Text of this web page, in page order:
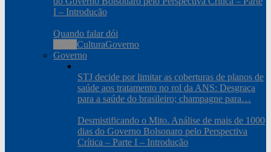
I – Introdução
Quando falar dói
CulturaGoverno
Governo
STJ decide por limitar as coberturas de planos de
saúde aos tratamento no rol da ANS: Desgraça
para a saúde do brasileiro; champagne para…
Desmistificando o Mito. Análise de mais de 1000
dias do Governo Bolsonaro pelo Perspectiva
Crítica – Parte I – Introdução